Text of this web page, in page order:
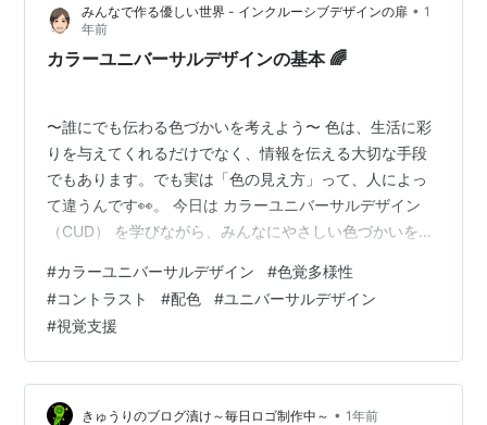
見当たらなかった。（ちなみに背景を黒系、文字色を白
系に設定していた。） …
みんなで作る優しい世界 - インクルーシブデザインの扉 • 1
年前
カラーユニバーサルデザインの基本 🌈
〜誰にでも伝わる色づかいを考えよう〜 色は、生活に彩
りを与えてくれるだけでなく、情報を伝える大切な手段
でもあります。でも実は「色の見え方」って、人によっ
て違うんです👀。 今日は カラーユニバーサルデザイン
（CUD） を学びながら、みんなにやさしい色づかいを考
は？CUDは「できるだけ多くの人に情報を正しく伝え
る」ことを目的にしたデザイン手法です。 日本人男性の
約5％（20人に1人）、女性では約0.2％が、一般的とは
異なる色覚を持っています。クラス40人なら1〜2人は色
の見え方が違うかもしれない──それくらい身近なことな
んです🌟。 👁️ 色覚の多…
#カラーユニバーサルデザイン #色覚多様性
#コントラスト #配色 #ユニバーサルデザイン
#視覚支援
きゅうりのブログ漬け～毎日ロゴ制作中～ • 1年前